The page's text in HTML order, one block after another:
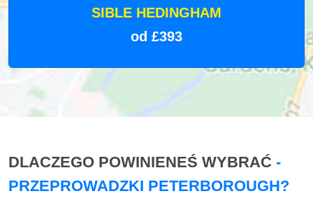
SIBLE HEDINGHAM
od £393
DLACZEGO POWINIENEŚ WYBRAĆ -
PRZEPROWADZKI PETERBOROUGH?